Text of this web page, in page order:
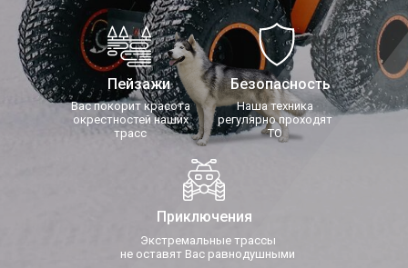
Пейзажи
Вас покорит красота
окрестностей наших
трасс
Приключения
Экстремальные трассы
не оставят Вас равнодушными
Безопасность
Наша техника
регулярно проходят
ТО